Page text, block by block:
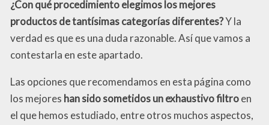
¿Con qué procedimiento elegimos los mejores
productos de tantísimas categorías diferentes?Y la
verdad es que es una duda razonable. Así que vamos a
contestarla en este apartado.
Las opciones que recomendamos en esta página como
los mejores han sido sometidos un exhaustivo filtroen
el que hemos estudiado, entre otros muchos aspectos,